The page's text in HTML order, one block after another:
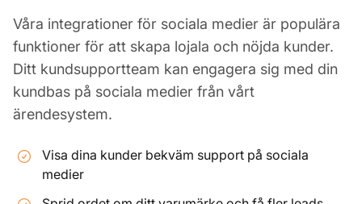
Våra integrationer för sociala medier är populära
funktioner för att skapa lojala och nöjda kunder.
Ditt kundsupportteam kan engagera sig med din
kundbas på sociala medier från vårt
ärendesystem.
Visa dina kunder bekväm support på sociala
medier